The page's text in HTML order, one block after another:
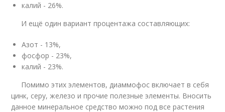
калий - 26%.
И ещё один вариант процентажа составляющих:
Азот - 13%,
фосфор - 23%,
калий - 23%.
Помимо этих элементов, диаммофос включает в себя
цинк, серу, железо и прочие полезные элементы. Вносить
данное минеральное средство можно под все растения